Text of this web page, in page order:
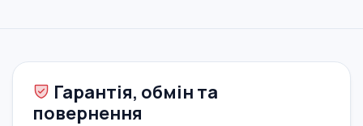
Гарантія, обмін та
повернення